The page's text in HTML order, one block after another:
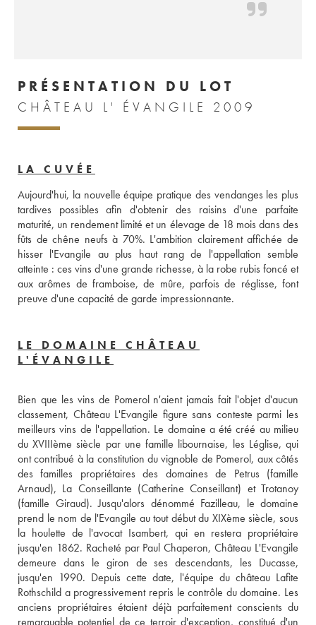
PRÉSENTATION DU LOT
CHÂTEAU L' ÉVANGILE 2009
LA CUVÉE
Aujourd'hui, la nouvelle équipe pratique des vendanges les plus
tardives possibles afin d'obtenir des raisins d'une parfaite
maturité, un rendement limité et un élevage de 18 mois dans des
fûts de chêne neufs à 70%. L'ambition clairement affichée de
hisser l'Evangile au plus haut rang de l'appellation semble
atteinte : ces vins d'une grande richesse, à la robe rubis foncé et
aux arômes de framboise, de mûre, parfois de réglisse, font
preuve d'une capacité de garde impressionnante.
LE DOMAINE CHÂTEAU
L'ÉVANGILE
Bien que les vins de Pomerol n'aient jamais fait l'objet d'aucun
classement, Château L'Evangile figure sans conteste parmi les
meilleurs vins de l'appellation. Le domaine a été créé au milieu
du XVIIIème siècle par une famille libournaise, les Léglise, qui
ont contribué à la constitution du vignoble de Pomerol, aux côtés
des familles propriétaires des domaines de Petrus (famille
Arnaud), La Conseillante (Catherine Conseillant) et Trotanoy
(famille Giraud). Jusqu'alors dénommé Fazilleau, le domaine
prend le nom de l'Evangile au tout début du XIXème siècle, sous
la houlette de l'avocat Isambert, qui en restera propriétaire
jusqu'en 1862. Racheté par Paul Chaperon, Château L'Evangile
demeure dans le giron de ses descendants, les Ducasse,
jusqu'en 1990. Depuis cette date, l'équipe du château Lafite
Rothschild a progressivement repris le contrôle du domaine. Les
anciens propriétaires étaient déjà parfaitement conscients du
remarquable potentiel de ce terroir d'exception, constitué d'un